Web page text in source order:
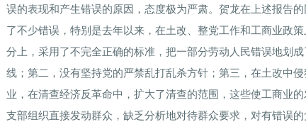
误的表现和产生错误的原因，态度极为严肃。贺龙在上述报告
了不少错误，特别是去年以来，在土改、整党工作和工商业政
分上，采用了不完全正确的标准，把一部分劳动人民错误地划
线；第二，没有坚持党的严禁乱打乱杀方针；第三，在土改中
业，在清查经济反革命中，扩大了清查的范围，这些使工商业
支部组织直接发动群众，缺乏分析地对待群众要求，对有错误